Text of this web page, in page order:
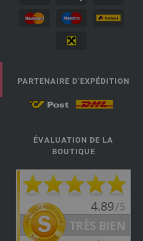
PARTENAIRE D’EXPÉDITION
ÉVALUATION DE LA
BOUTIQUE